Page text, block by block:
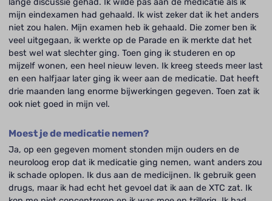
mijn eindexamen had gehaald. Ik wist zeker dat ik het anders
niet zou halen. Mijn examen heb ik gehaald. Die zomer ben ik
veel uitgegaan, ik werkte op de Parade en ik merkte dat het
best wel wat slechter ging. Toen ging ik studeren en op
mijzelf wonen, een heel nieuw leven. Ik kreeg steeds meer last
en een halfjaar later ging ik weer aan de medicatie. Dat heeft
drie maanden lang enorme bijwerkingen gegeven. Toen zat ik
ook niet goed in mijn vel.
Moest je de medicatie nemen?
Ja, op een gegeven moment stonden mijn ouders en de
neuroloog erop dat ik medicatie ging nemen, want anders zou
ik schade oplopen. Ik dus aan de medicijnen. Ik gebruik geen
drugs, maar ik had echt het gevoel dat ik aan de XTC zat. Ik